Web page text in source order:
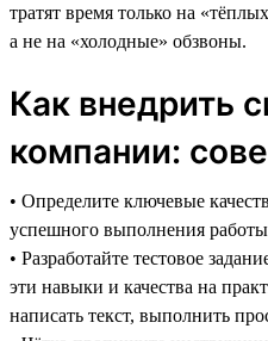
тратят время только на
а не на «холодные» обзвоны.
Как внедрить
компании:
• Определите ключевые
успешного выполнения работы
• Разработайте тестовое
эти навыки и качества на
написать текст, выполнить